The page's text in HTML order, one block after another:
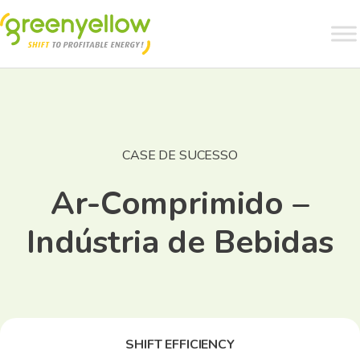
CASE DE SUCESSO
Ar-Comprimido –
Indústria de Bebidas
SHIFT EFFICIENCY